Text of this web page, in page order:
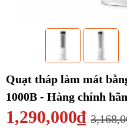
Quạt tháp làm mát
1000B - Hàng chính
1,290,000₫